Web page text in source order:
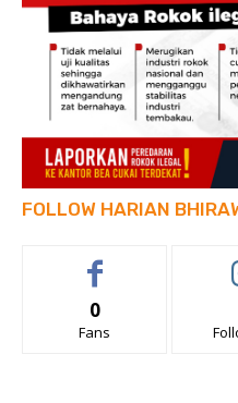
FOLLOW HARIAN
0
Fans